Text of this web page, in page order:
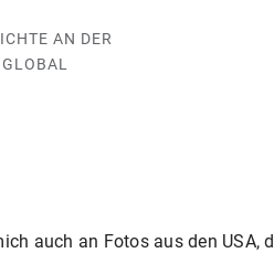
AN DER
auch an Fotos aus den USA,